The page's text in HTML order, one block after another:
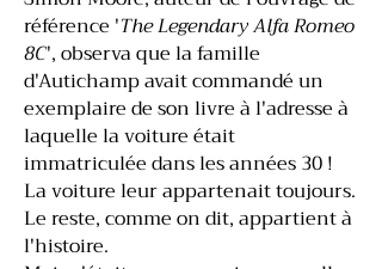
référence 'The Legendary Alfa Romeo
8C', observa que la famille
d'Autichamp avait commandé un
exemplaire de son livre à l'adresse à
laquelle la voiture était
immatriculée dans les années 30 !
La voiture leur appartenait toujours.
Le reste, comme on dit, appartient à
l'histoire.